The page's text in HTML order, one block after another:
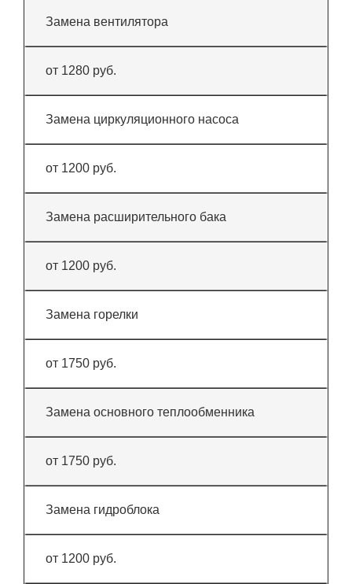
Замена вентилятора
от 1280 руб.
Замена циркуляционного насоса
от 1200 руб.
Замена расширительного бака
от 1200 руб.
Замена горелки
от 1750 руб.
Замена основного теплообменника
от 1750 руб.
Замена гидроблока
от 1200 руб.